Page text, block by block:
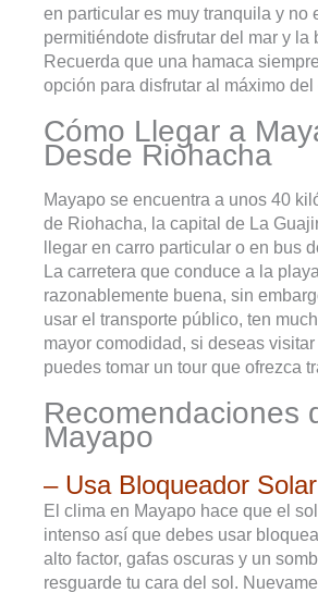
en particular es muy tranquila y no
permitiéndote disfrutar del mar y la
Recuerda que una hamaca
opción para disfrutar al máximo del
Cómo Llegar a
Desde Riohacha
Mayapo se encuentra a unos 40
de Riohacha, la capital de La
llegar en carro particular o en bus
La carretera que conduce a la
razonablemente buena, sin
usar el transporte público, ten
mayor comodidad, si deseas visitar
puedes tomar un tour que ofrezca
Recomendaciones
Mayapo
– Usa Bloqueador Solar
El clima en Mayapo hace que el
intenso así que debes usar
alto factor, gafas oscuras y un
resguarde tu cara del sol.